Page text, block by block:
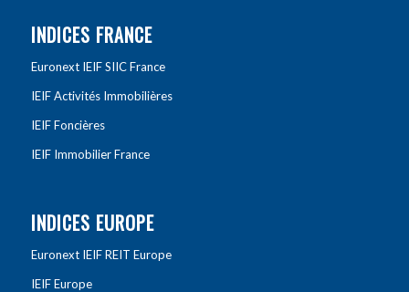
INDICES FRANCE
Euronext IEIF SIIC France
IEIF Activités Immobilières
IEIF Foncières
IEIF Immobilier France
INDICES EUROPE
Euronext IEIF REIT Europe
IEIF Europe